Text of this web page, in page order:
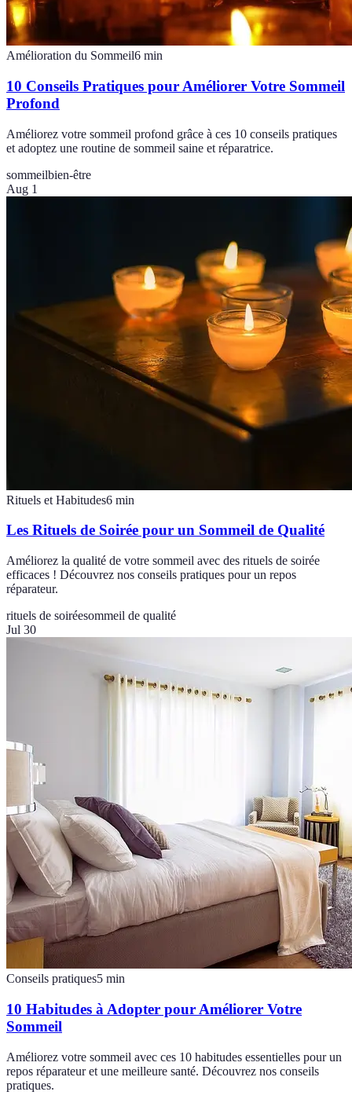
Amélioration du Sommeil6 min
10 Conseils Pratiques pour Améliorer Votre Sommeil
Profond
Améliorez votre sommeil profond grâce à ces 10 conseils pratiques
et adoptez une routine de sommeil saine et réparatrice.
sommeilbien-être
Aug 1
Rituels et Habitudes6 min
Les Rituels de Soirée pour un Sommeil de Qualité
Améliorez la qualité de votre sommeil avec des rituels de soirée
efficaces ! Découvrez nos conseils pratiques pour un repos
réparateur.
rituels de soiréesommeil de qualité
Jul 30
Conseils pratiques5 min
10 Habitudes à Adopter pour Améliorer Votre
Sommeil
Améliorez votre sommeil avec ces 10 habitudes essentielles pour un
repos réparateur et une meilleure santé. Découvrez nos conseils
pratiques.